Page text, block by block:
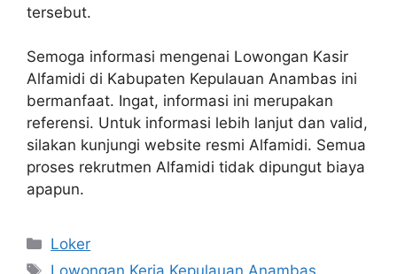
tersebut.
Semoga informasi mengenai Lowongan Kasir
Alfamidi di Kabupaten Kepulauan Anambas ini
bermanfaat. Ingat, informasi ini merupakan
referensi. Untuk informasi lebih lanjut dan valid,
silakan kunjungi website resmi Alfamidi. Semua
proses rekrutmen Alfamidi tidak dipungut biaya
apapun.
Kategori
Loker
Tag